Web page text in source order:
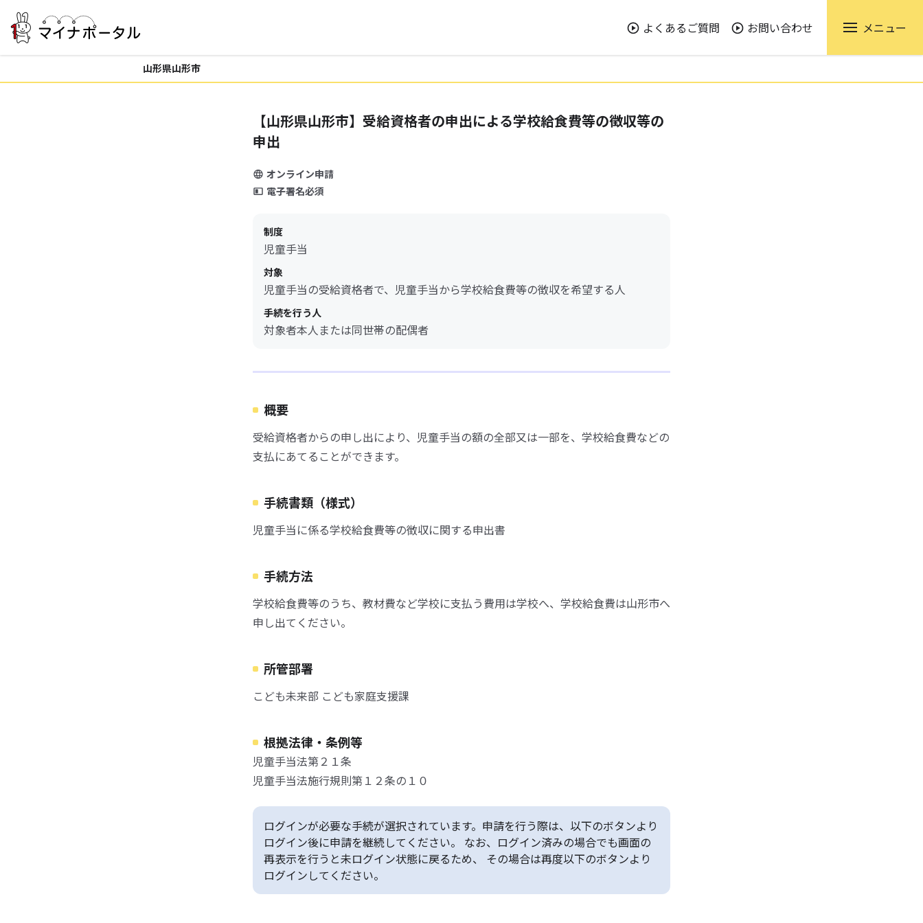
よくあるご質問 お問い合わせ メニュー
山形県山形市
【山形県山形市】受給資格者の申出による学校給食費等の徴収等の
申出
オンライン申請
電子署名必須
制度
児童手当
対象
児童手当の受給資格者で、児童手当から学校給食費等の徴収を希望する人
手続を行う人
対象者本人または同世帯の配偶者
概要
受給資格者からの申し出により、児童手当の額の全部又は一部を、学校給食費などの
支払にあてることができます。
手続書類（様式）
児童手当に係る学校給食費等の徴収に関する申出書
手続方法
学校給食費等のうち、教材費など学校に支払う費用は学校へ、学校給食費は山形市へ
申し出てください。
所管部署
こども未来部 こども家庭支援課
根拠法律・条例等
児童手当法第２１条
児童手当法施行規則第１２条の１０
ログインが必要な手続が選択されています。申請を行う際は、以下のボタンより
ログイン後に申請を継続してください。 なお、ログイン済みの場合でも画面の
再表示を行うと未ログイン状態に戻るため、 その場合は再度以下のボタンより
ログインしてください。